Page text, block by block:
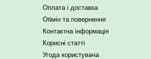
Оплата і доставка
Обмін та повернення
Контактна інформація
Корисні статті
Угода користувача